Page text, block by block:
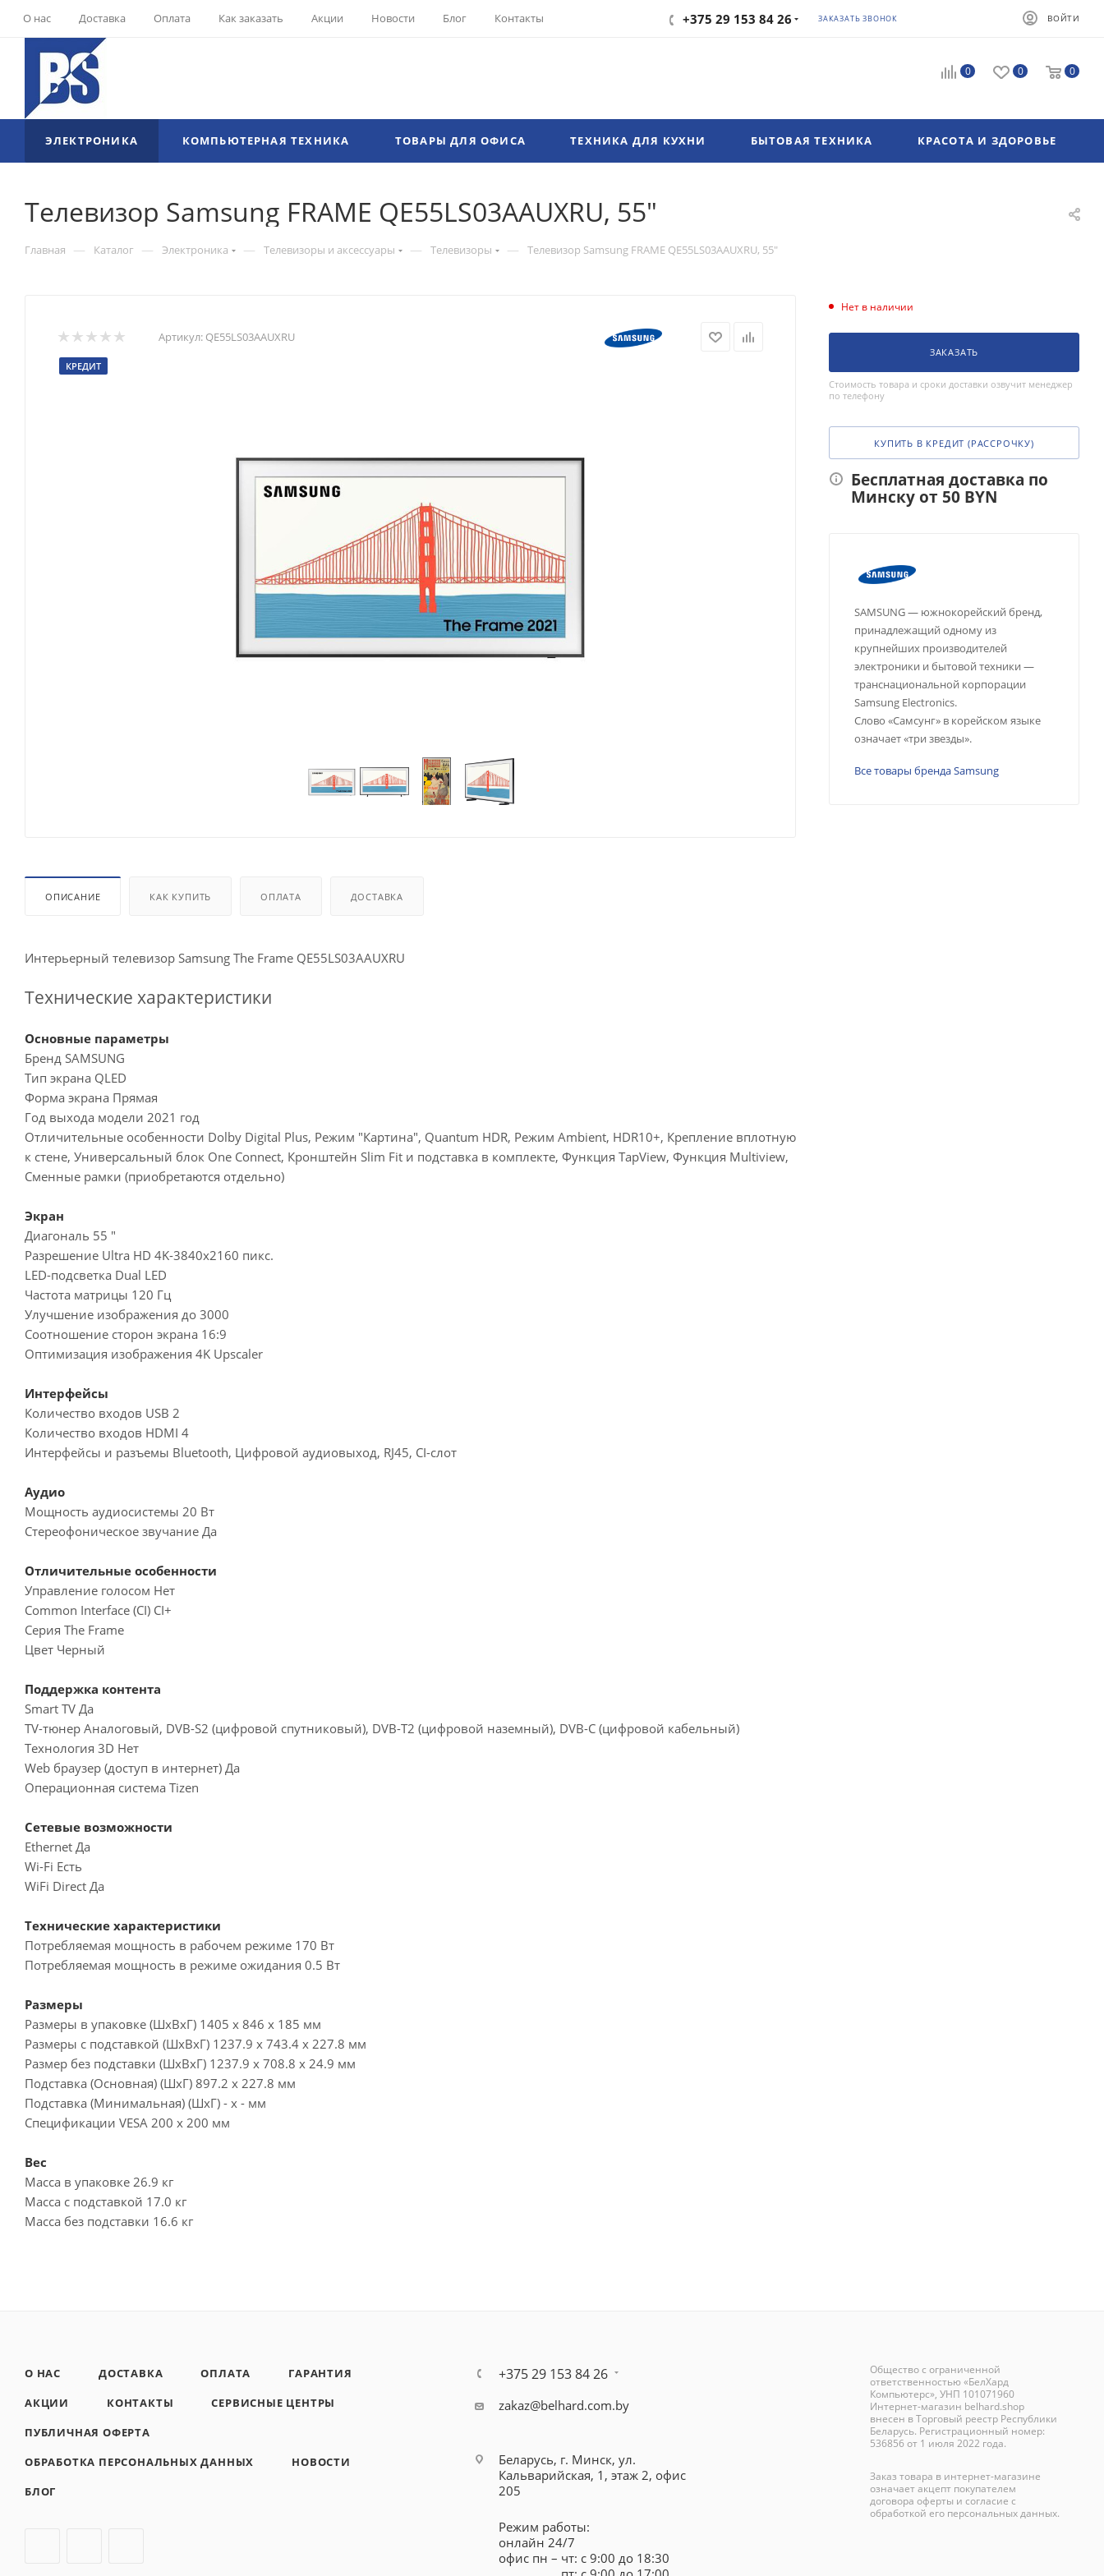
О нас Доставка Оплата Как заказать Акции Новости Блог Контакты +375 29 153 84 26 ЗАКАЗАТЬ ЗВОНОК ВОЙТИ
0 0 0
ЭЛЕКТРОНИКА КОМПЬЮТЕРНАЯ ТЕХНИКА ТОВАРЫ ДЛЯ ОФИСА ТЕХНИКА ДЛЯ КУХНИ БЫТОВАЯ ТЕХНИКА КРАСОТА И ЗДОРОВЬЕ
Телевизор Samsung FRAME QE55LS03AAUXRU, 55"
Главная — Каталог — Электроника — Телевизоры и аксессуары — Телевизоры — Телевизор Samsung FRAME QE55LS03AAUXRU, 55"
Артикул: QE55LS03AAUXRU
КРЕДИТ
ОПИСАНИЕ КАК КУПИТЬ ОПЛАТА ДОСТАВКА
Интерьерный телевизор Samsung The Frame QE55LS03AAUXRU
Технические характеристики
Основные параметры
Бренд SAMSUNG
Тип экрана QLED
Форма экрана Прямая
Год выхода модели 2021 год
Отличительные особенности Dolby Digital Plus, Режим "Картина", Quantum HDR, Режим Ambient, HDR10+, Крепление вплотную
к стене, Универсальный блок One Connect, Кронштейн Slim Fit и подставка в комплекте, Функция TapView, Функция Multiview,
Сменные рамки (приобретаются отдельно)
Экран
Диагональ 55 "
Разрешение Ultra HD 4K-3840x2160 пикс.
LED-подсветка Dual LED
Частота матрицы 120 Гц
Улучшение изображения до 3000
Соотношение сторон экрана 16:9
Оптимизация изображения 4K Upscaler
Интерфейсы
Количество входов USB 2
Количество входов HDMI 4
Интерфейсы и разъемы Bluetooth, Цифровой аудиовыход, RJ45, CI-слот
Аудио
Мощность аудиосистемы 20 Вт
Стереофоническое звучание Да
Отличительные особенности
Управление голосом Нет
Common Interface (CI) CI+
Серия The Frame
Цвет Черный
Поддержка контента
Smart TV Да
TV-тюнер Аналоговый, DVB-S2 (цифровой спутниковый), DVB-T2 (цифровой наземный), DVB-С (цифровой кабельный)
Технология 3D Нет
Web браузер (доступ в интернет) Да
Операционная система Tizen
Сетевые возможности
Ethernet Да
Wi-Fi Есть
WiFi Direct Да
Технические характеристики
Потребляемая мощность в рабочем режиме 170 Вт
Потребляемая мощность в режиме ожидания 0.5 Вт
Размеры
Размеры в упаковке (ШxВxГ) 1405 x 846 x 185 мм
Размеры с подставкой (ШxВxГ) 1237.9 x 743.4 x 227.8 мм
Размер без подставки (ШxВxГ) 1237.9 x 708.8 x 24.9 мм
Подставка (Основная) (ШxГ) 897.2 x 227.8 мм
Подставка (Минимальная) (ШxГ) - x - мм
Спецификации VESA 200 x 200 мм
Вес
Масса в упаковке 26.9 кг
Масса с подставкой 17.0 кг
Масса без подставки 16.6 кг
Нет в наличии
ЗАКАЗАТЬ
Стоимость товара и сроки доставки озвучит менеджер
по телефону
КУПИТЬ В КРЕДИТ (РАССРОЧКУ)
Бесплатная доставка по
Минску от 50 BYN
SAMSUNG — южнокорейский бренд,
принадлежащий одному из
крупнейших производителей
электроники и бытовой техники —
транснациональной корпорации
Samsung Electronics.
Слово «Самсунг» в корейском языке
означает «три звезды».
Все товары бренда Samsung
О НАС ДОСТАВКА ОПЛАТА
ГАРАНТИЯ
АКЦИИ
КОНТАКТЫ
СЕРВИСНЫЕ ЦЕНТРЫ
ПУБЛИЧНАЯ ОФЕРТА
ОБРАБОТКА ПЕРСОНАЛЬНЫХ ДАННЫХ
НОВОСТИ
БЛОГ
+375 29 153 84 26
zakaz@belhard.com.by
Беларусь, г. Минск, ул.
Кальварийская, 1, этаж 2, офис
205
Режим работы:
онлайн 24/7
офис пн – чт: с 9:00 до 18:30
Общество с ограниченной
ответственностью «БелХард
Компьютерс», УНП 101071960
Интернет-магазин belhard.shop
внесен в Торговый реестр Республики
Беларусь. Регистрационный номер:
536856 от 1 июля 2022 года.
Заказ товара в интернет-магазине
означает акцепт покупателем
договора оферты и согласие с
обработкой его персональных данных.